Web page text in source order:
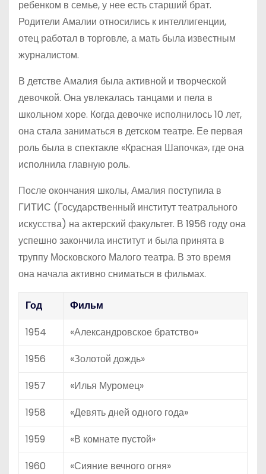
ребенком в семье, у нее есть старший брат.
Родители Амалии относились к интеллигенции,
отец работал в торговле, а мать была известным
журналистом.
В детстве Амалия была активной и творческой
девочкой. Она увлекалась танцами и пела в
школьном хоре. Когда девочке исполнилось 10 лет,
она стала заниматься в детском театре. Ее первая
роль была в спектакле «Красная Шапочка», где она
исполнила главную роль.
После окончания школы, Амалия поступила в
ГИТИС (Государственный институт театрального
искусства) на актерский факультет. В 1956 году она
успешно закончила институт и была принята в
труппу Московского Малого театра. В это время
она начала активно сниматься в фильмах.
Год
Фильм
1954
«Александровское братство»
1956
«Золотой дождь»
1957
«Илья Муромец»
1958
«Девять дней одного года»
1959
«В комнате пустой»
1960
«Сияние вечного огня»